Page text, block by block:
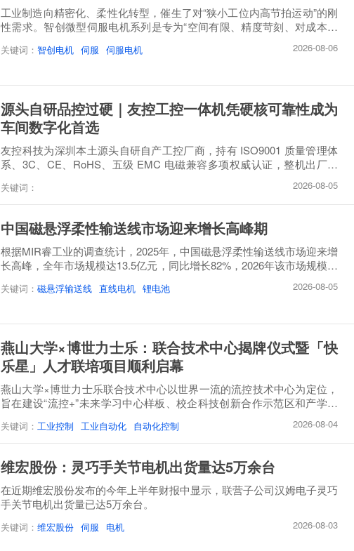
工业制造向精密化、柔性化转型，催生了对“狭小工位内高节拍运动”的刚
性需求。智创微型伺服电机系列是专为“空间有限、精度苛刻、对成本敏
关键词： 智创电机 伺服 伺服电机 2026-08-06
源头自研品控过硬｜友控工控一体机凭硬核可靠性成为
车间数字化首选
友控科技为深圳本土源头自研自产工控厂商，持有 ISO9001 质量管理体
系、3C、CE、RoHS、五级 EMC 电磁兼容多项权威认证，整机出厂必
关键词： 2026-08-05
中国磁悬浮柔性输送线市场迎来增长高峰期
根据MIR睿工业的调查统计，2025年，中国磁悬浮柔性输送线市场迎来增
长高峰，全年市场规模达13.5亿元，同比增长82%，2026年该市场规模将
关键词： 磁悬浮输送线 直线电机 锂电池 2026-08-05
燕山大学×博世力士乐：联合技术中心揭牌仪式暨「快
乐星」人才联培项目顺利启幕
燕山大学×博世力士乐联合技术中心以世界一流的流控技术中心为定位，
旨在建设“流控+”未来学习中心样板、校企科技创新合作示范区和产学研
关键词： 工业控制 工业自动化 自动化控制 2026-08-04
维宏股份：灵巧手关节电机出货量达5万余台
在近期维宏股份发布的今年上半年财报中显示，联营子公司汉姆电子灵巧
手关节电机出货量已达5万余台。
关键词： 维宏股份 伺服 电机 2026-08-03